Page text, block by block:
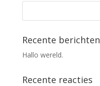
Recente berichten
Hallo wereld.
Recente reacties